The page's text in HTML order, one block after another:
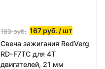
180руб. 167 руб. / шт
Свеча зажигания RedVerg
RD-F7TC для 4Т
двигателей, 21 мм